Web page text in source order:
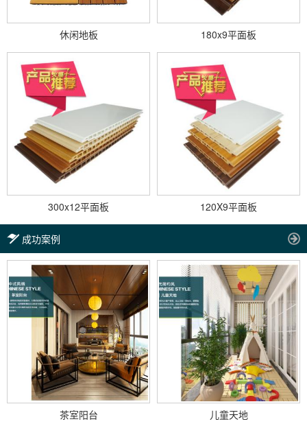
休闲地板 180x9平面板
300x12平面板 120X9平面板
成功案例
茶室阳台 儿童天地